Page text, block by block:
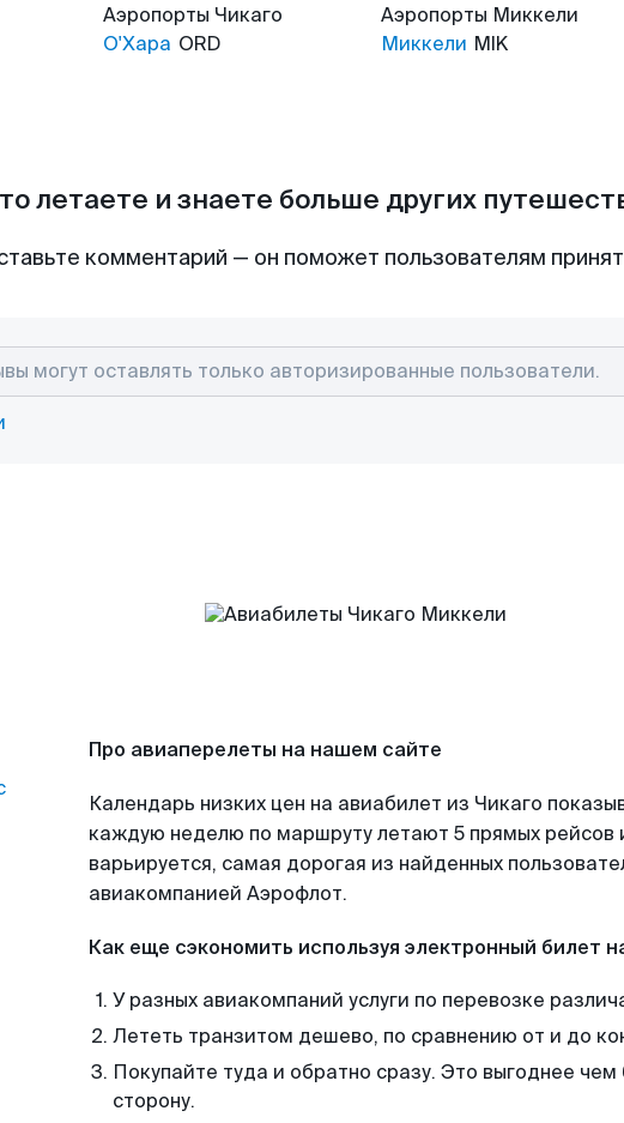
Аэропорты Чикаго
О'Хара ORD
Аэропорты Миккели
Миккели MIK
летаете и знаете больше других
комментарий — он поможет пользователям
Про авиаперелеты на нашем сайте
Календарь низких цен на авиабилет из Чикаго
каждую неделю по маршруту летают 5 прямых рейсов
варьируется, самая дорогая из найденных
авиакомпанией Аэрофлот.
Как еще сэкономить используя электронный билет
У разных авиакомпаний услуги по перевозке
Лететь транзитом дешево, по сравнению от и до
Покупайте туда и обратно сразу. Это выгоднее
сторону.